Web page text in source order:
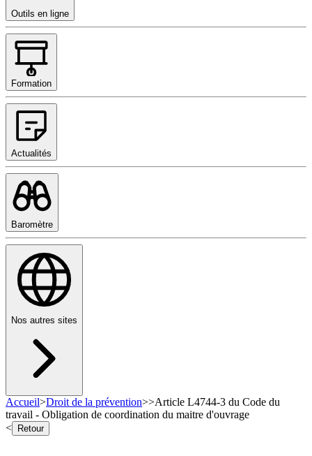
Outils en ligne
Formation
Actualités
Baromètre
Nos autres sites
Accueil>Droit de la prévention>>Article L4744-3 du Code du
travail - Obligation de coordination du maitre d'ouvrage
<
Retour